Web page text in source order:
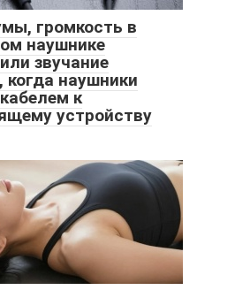
громкость в
наушнике
звучание
когда наушники
к
устройству